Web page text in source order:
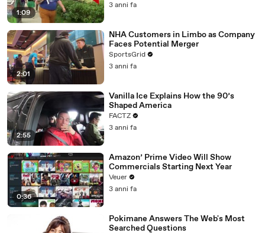
1:09
3 anni fa
2:01
NHA Customers in Limbo as Company
Faces Potential Merger
SportsGrid
3 anni fa
2:55
Vanilla Ice Explains How the 90’s
Shaped America
FACTZ
3 anni fa
0:36
Amazon’ Prime Video Will Show
Commercials Starting Next Year
Veuer
3 anni fa
Pokimane Answers The Web's Most
Searched Questions